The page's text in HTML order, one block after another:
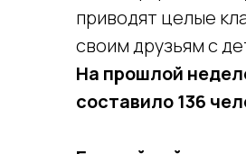
приводят целые
своим друзьям с
На прошлой
составило 136